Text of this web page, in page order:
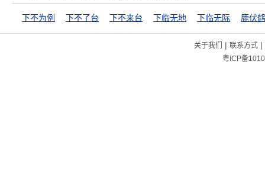
下不为例 下不了台 下不来台 下临无地 下临无际 鹿伏
关于我们 | 联系方式|
粤ICP备